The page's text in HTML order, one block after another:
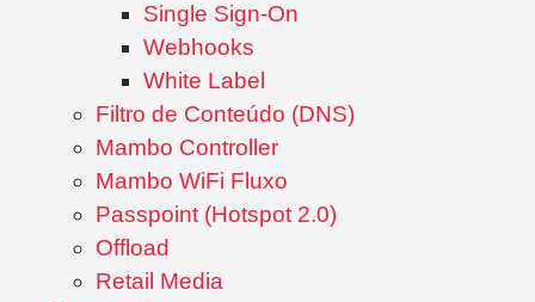
Single Sign-On
Webhooks
White Label
Filtro de Conteúdo (DNS)
Mambo Controller
Mambo WiFi Fluxo
Passpoint (Hotspot 2.0)
Offload
Retail Media